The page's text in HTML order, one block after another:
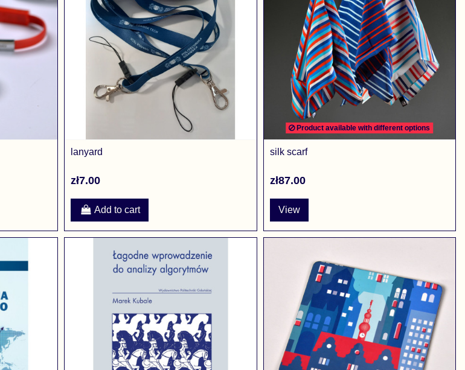
lanyard
zł7.00
Add to cart
Product available with different options
silk scarf
zł87.00
View